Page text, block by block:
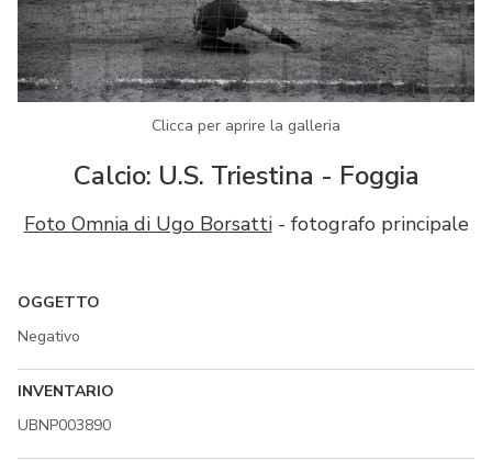
Clicca per aprire la galleria
Calcio: U.S. Triestina - Foggia
Foto Omnia di Ugo Borsatti- fotografo principale
OGGETTO
Negativo
INVENTARIO
UBNP003890